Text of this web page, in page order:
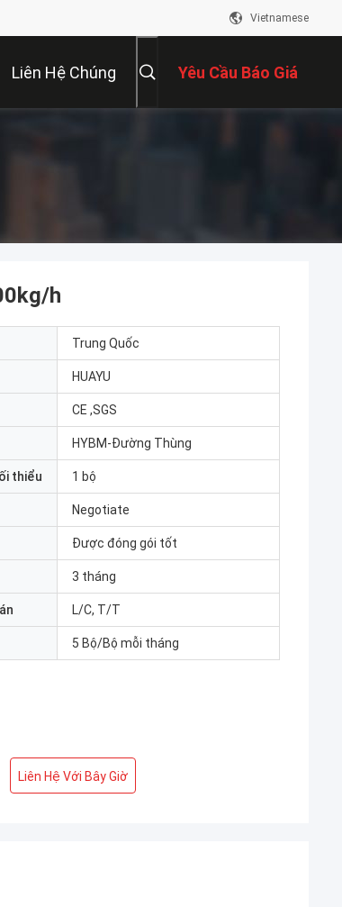
Vietnamese
Liên Hệ Chúng Yêu Cầu Báo Giá
h
Trung Quốc
HUAYU
CE ,SGS
HYBM-Đường Thùng
thiểu 1 bộ
Negotiate
Được đóng gói tốt
3 tháng
L/C, T/T
5 Bộ/Bộ mỗi tháng
Liên Hệ Với Bây Giờ